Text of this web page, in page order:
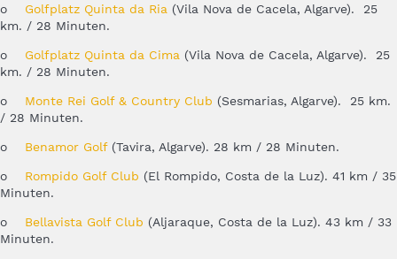
o Golfplatz Quinta da Ria (Vila Nova de Cacela, Algarve). 25
km. / 28 Minuten.
o Golfplatz Quinta da Cima (Vila Nova de Cacela, Algarve). 25
km. / 28 Minuten.
o Monte Rei Golf & Country Club (Sesmarias, Algarve). 25 km.
/ 28 Minuten.
o Benamor Golf(Tavira, Algarve). 28 km / 28 Minuten.
o Rompido Golf Club (El Rompido, Costa de la Luz). 41 km / 35
Minuten.
o Bellavista Golf Club (Aljaraque, Costa de la Luz). 43 km / 33
Minuten.